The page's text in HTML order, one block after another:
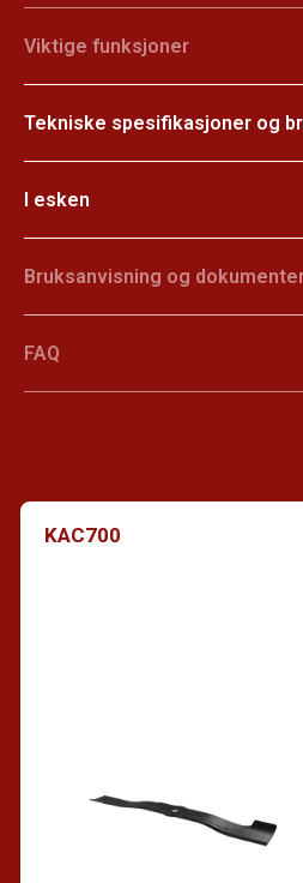
Viktige funksjoner
Tekniske spesifikasjoner og
I esken
Bruksanvisning og
FAQ
KAC700